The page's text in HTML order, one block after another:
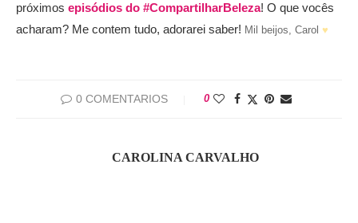
próximos episódios do #CompartilharBeleza! O que vocês
acharam? Me contem tudo, adorarei saber! Mil beijos, Carol ♥
0 COMENTARIOS 0
CAROLINA CARVALHO